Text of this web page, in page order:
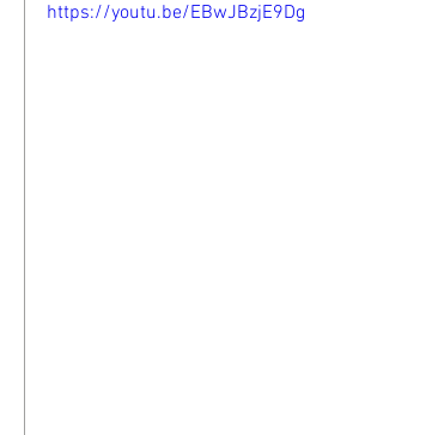
https://youtu.be/EBwJBzjE9Dg